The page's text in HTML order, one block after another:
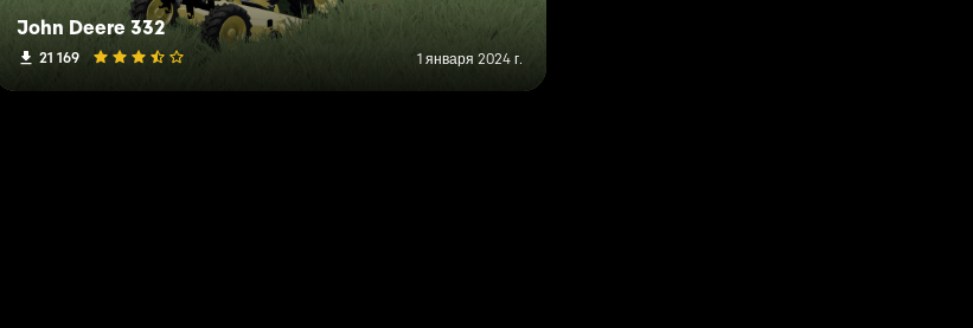
John Deere 332
21 169 1 января 2024 г.